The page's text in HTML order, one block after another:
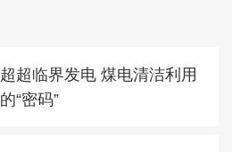
超超临界发电 煤电清洁利用
的“密码”